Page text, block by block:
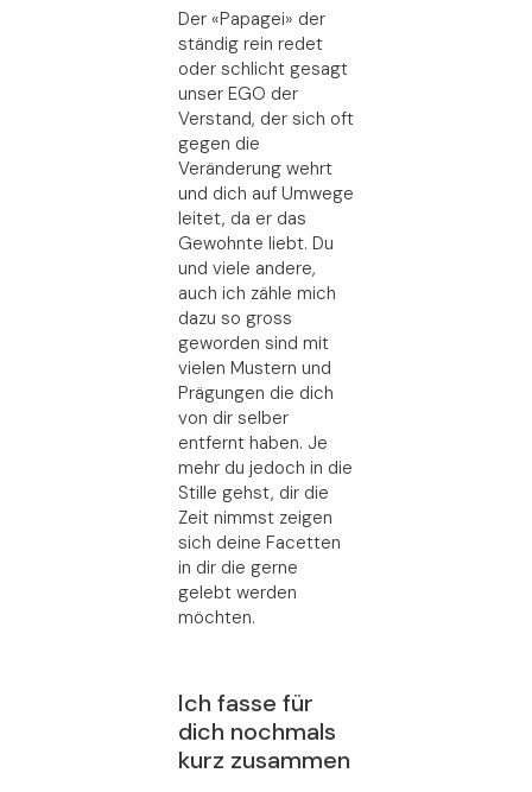
Der «Papagei» der
ständig rein redet
oder schlicht gesagt
unser EGO der
Verstand, der sich oft
gegen die
Veränderung wehrt
und dich auf Umwege
leitet, da er das
Gewohnte liebt. Du
und viele andere,
auch ich zähle mich
dazu so gross
geworden sind mit
vielen Mustern und
Prägungen die dich
von dir selber
entfernt haben. Je
mehr du jedoch in die
Stille gehst, dir die
Zeit nimmst zeigen
sich deine Facetten
in dir die gerne
gelebt werden
möchten.
Ich fasse für
dich nochmals
kurz zusammen